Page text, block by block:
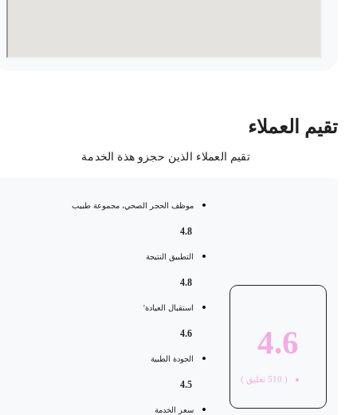
العملاء
تقيم العملاء الذين حجزو هذة الخدمة
4.6
510 تعليق )
موظف الحجر الصحي، مجموعة طبيب
التطبيق النتيجة
استقبال العيادة'
الجودة الطبية
سعر الخدمة